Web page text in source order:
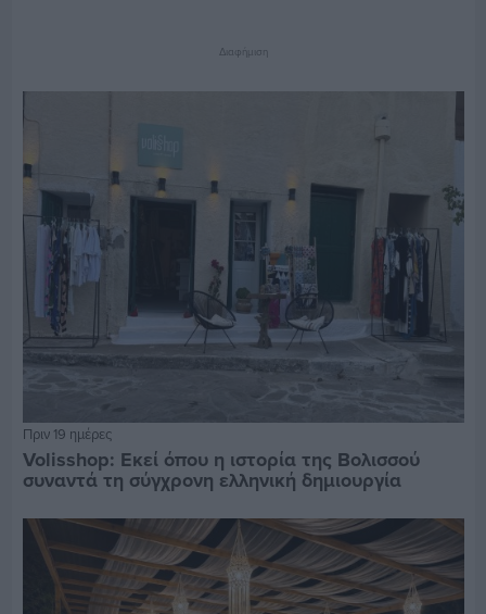
Διαφήμιση
Πριν 19 ημέρες
Volisshop: Εκεί όπου η ιστορία της Βολισσού
συναντά τη σύγχρονη ελληνική δημιουργία